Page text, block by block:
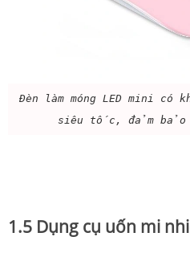
Đèn làm móng LED mini có
siêu tốc, đảm bảo
1.5 Dụng cụ uốn mi